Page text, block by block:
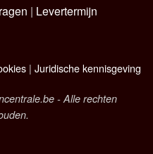
| Levertermijn
| Juridische kennisgeving
- Alle rechten